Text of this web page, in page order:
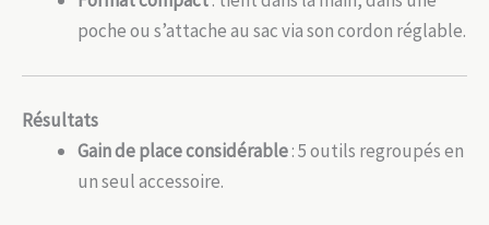
poche ou s’attache au sac via son cordon réglable.
Résultats
Gain de place considérable: 5 outils regroupés en
un seul accessoire.